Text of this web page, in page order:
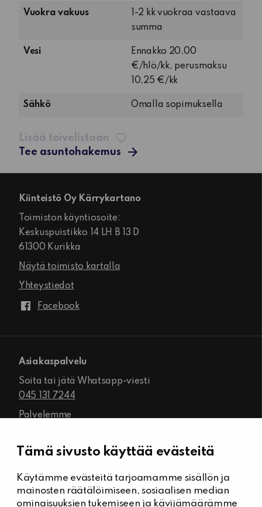
Tämä sivusto käyttää evästeitä
Käytämme evästeitä tarjoamamme sisällön ja
mainosten räätälöimiseen, sosiaalisen median
ominaisuuksien tukemiseen ja kävijämäärämme
keittokomero
Vuokra vakuus
1-2 kk vuokraa vastaava
summa
Vesi
Ennakko 20,00
€/hlö/kk, perusmaksu
10,25 €/kk
Sähkö Omalla sopimuksella
Lisää toivelistaan
Tee asuntohakemus
Kiinteistö Oy Kärrykartano
Toimiston käyntiosoite:
Keskuspuistikko 14 LH B 13 D
61300 Kurikka
Näytä toimisto kartalla
Yhteystiedot
Facebook
Asiakaspalvelu
Soita tai jätä Whatsapp-viesti
045 131 7244
Palvelemme
Kiinteistöhuolto
Päivystysnumero, Kiinteistöässät